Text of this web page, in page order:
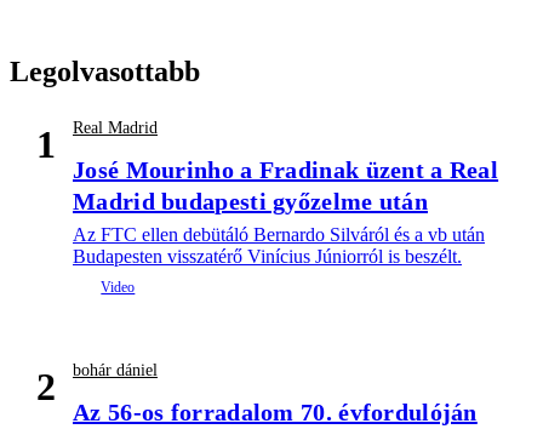
Legolvasottabb
1 Real Madrid
José Mourinho a Fradinak üzent a Real
Madrid budapesti győzelme után
Az FTC ellen debütáló Bernardo Silváról és a vb után
Budapesten visszatérő Vinícius Júniorról is beszélt.
2 bohár dániel
Az 56-os forradalom 70. évfordulóján